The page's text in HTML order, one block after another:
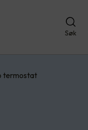
Søk
termostat